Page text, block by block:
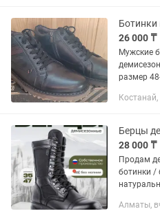
26 000 ₸
Мужские
размер
Костанай,
28 000 ₸
Продам
ботинки /
Алматы,